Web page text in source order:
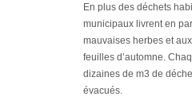
En plus des déchets
municipaux livrent en
mauvaises herbes et aux
feuilles d’automne.
dizaines de m3 de
évacués.